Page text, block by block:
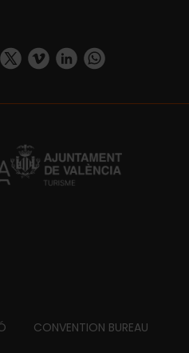
visit_valencia/
www.youtube.com/user/
https://twitter.com/_VivaValencia
https://vimeo.com/
https://www.linkedin.com/company/turismo-valencia/https://api.whatsapp.com/send/
CONVENTION BUREAU